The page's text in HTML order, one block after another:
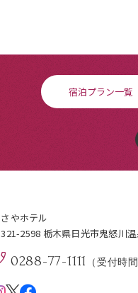
宿泊プラン一覧
やホテル
321-2598 栃木県日光市鬼怒川
0288-77-1111 （受付時